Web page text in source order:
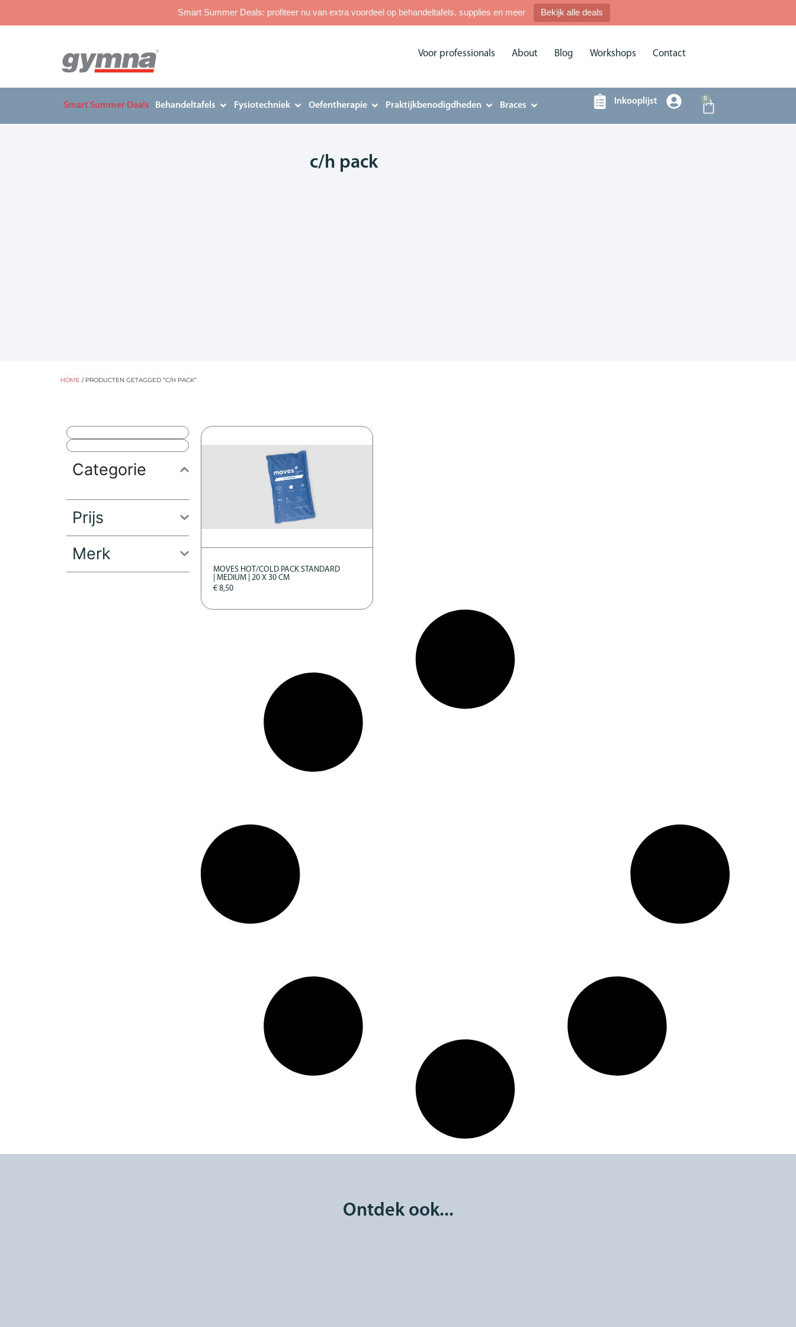
Smart Summer Deals: profiteer nu van extra voordeel op behandeltafels, supplies en meer Bekijk alle deals
Voor professionals About Blog Workshops Contact
Smart Summer Deals Behandeltafels Fysiotechniek Oefentherapie Praktijkbenodigdheden Braces Inkooplijst 0
c/h pack
HOME / PRODUCTEN GETAGGED “C/H PACK”
Categorie
Prijs
Merk
MOVES HOT/COLD PACK STANDARD
| MEDIUM | 20 X 30 CM
€ 8,50
Ontdek ook...